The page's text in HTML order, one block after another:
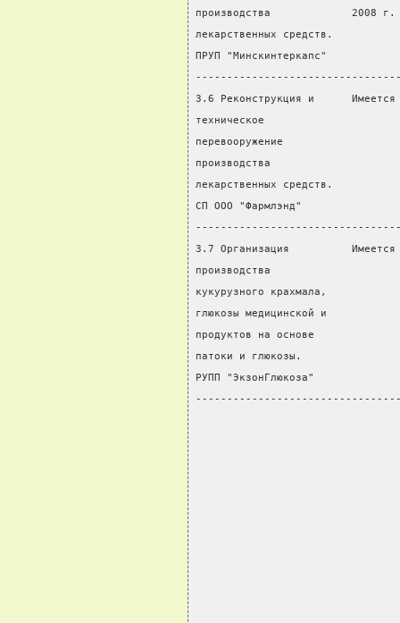
производства             2008
лекарственных средств.
ПРУП "Минскинтеркапс"
3.6 Реконструкция и
техническое
перевооружение
производства
лекарственных средств.
СП ООО "Фармлэнд"
3.7 Организация
производства
кукурузного
глюкозы медицинской и
продуктов на основе
патоки и глюкозы.
РУПП "ЭкзонГлюкоза"